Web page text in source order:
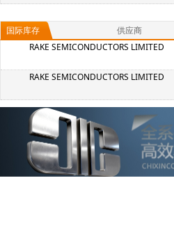
国际库存 供应商
RAKE SEMICONDUCTORS LIMITED
RAKE SEMICONDUCTORS LIMITED